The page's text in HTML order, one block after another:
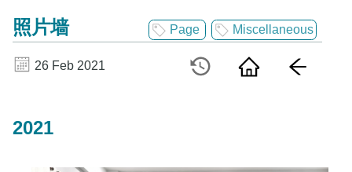
照片墙 Page Miscellaneous
26 Feb 2021
2021